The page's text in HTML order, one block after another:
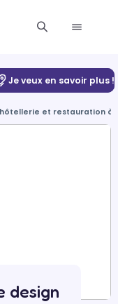
Je veux en savoir plus !
et restauration à
design